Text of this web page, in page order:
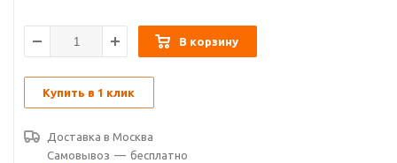
В корзину
Купить в 1 клик
Доставка в Москва
Самовывоз — бесплатно